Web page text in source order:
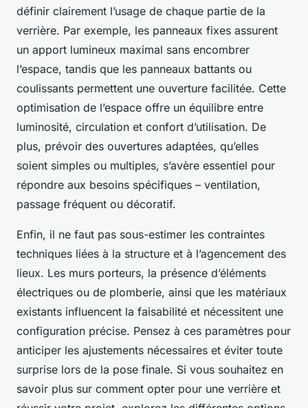
définir clairement l’usage de chaque partie de la
verrière. Par exemple, les panneaux fixes assurent
un apport lumineux maximal sans encombrer
l’espace, tandis que les panneaux battants ou
coulissants permettent une ouverture facilitée. Cette
optimisation de l’espace offre un équilibre entre
luminosité, circulation et confort d’utilisation. De
plus, prévoir des ouvertures adaptées, qu’elles
soient simples ou multiples, s’avère essentiel pour
répondre aux besoins spécifiques – ventilation,
passage fréquent ou décoratif.
Enfin, il ne faut pas sous-estimer les contraintes
techniques liées à la structure et à l’agencement des
lieux. Les murs porteurs, la présence d’éléments
électriques ou de plomberie, ainsi que les matériaux
existants influencent la faisabilité et nécessitent une
configuration précise. Pensez à ces paramètres pour
anticiper les ajustements nécessaires et éviter toute
surprise lors de la pose finale. Si vous souhaitez en
savoir plus sur comment opter pour une verrière et